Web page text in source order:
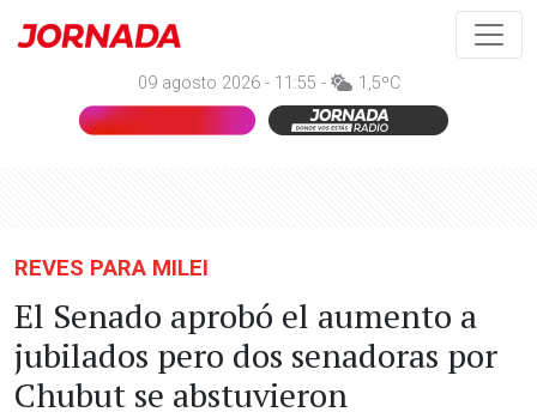
09 agosto 2026 - 11:55 - 1,5ºC
REVES PARA MILEI
El Senado aprobó el aumento a
jubilados pero dos senadoras por
Chubut se abstuvieron